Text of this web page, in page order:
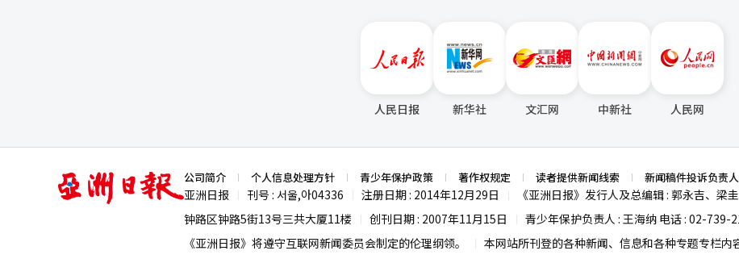
人民日报 新华社 文汇网 中新社 人民网
亚
洲
日
公司简介 个人信息处理方针 青少年保护政策 著作权规定 读者提供新闻线索 新闻稿件投诉负责人
亚洲日报 刊号 : 서울,아04336 注册日期 : 2014年12月29日 《亚洲日报》发行人及总编辑 : 郭永吉、梁
钟路区钟路5街13号三共大厦11楼
创刊日期 : 2007年11月15日
青少年保护负责人 : 王海纳 电话 : 02-739-
《亚洲日报》将遵守互联网新闻委员会制定的伦理纲领。
本网站所刊登的各种新闻、信息和各种专题专栏内